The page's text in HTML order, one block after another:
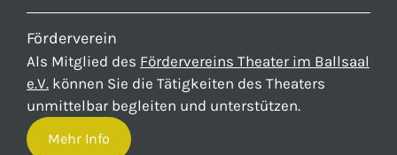
Förderverein
Als Mitglied des Fördervereins Theater im Ballsaal
e.V. können Sie die Tätigkeiten des Theaters
unmittelbar begleiten und unterstützen.
Mehr Info